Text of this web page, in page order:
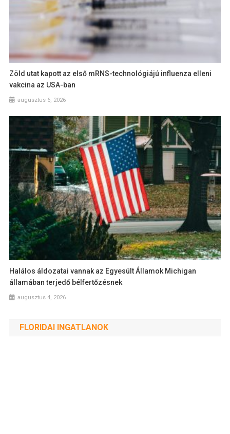
Zöld utat kapott az első mRNS-technológiájú influenza elleni
vakcina az USA-ban
augusztus 6, 2026
Halálos áldozatai vannak az Egyesült Államok Michigan
államában terjedő bélfertőzésnek
augusztus 4, 2026
FLORIDAI INGATLANOK